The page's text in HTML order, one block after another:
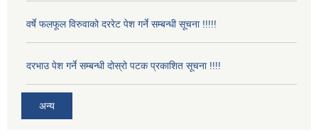
वर्षे फलफूल विरुवाको दररेट पेश गर्ने सम्बन्धी सूचना !!!!!
दरभाउ पेश गर्ने सम्बन्धी दोस्रो पटक प्रकाशित सूचना !!!!
अन्य